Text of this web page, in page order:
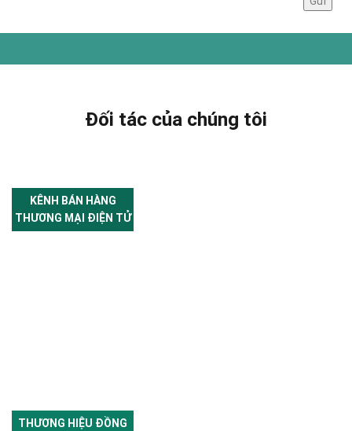
Đối tác của chúng tôi
KÊNH BÁN HÀNG
THƯƠNG MẠI ĐIỆN TỬ
THƯƠNG HIỆU ĐỒNG